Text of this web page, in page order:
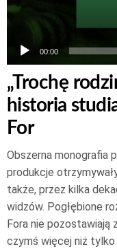
00:00
„Trochę
historia
For
Obszerna monografia
produkcje
także, przez kilka
widzów. Pogłębione
Fora nie pozostawiają
czymś więcej niż tylko